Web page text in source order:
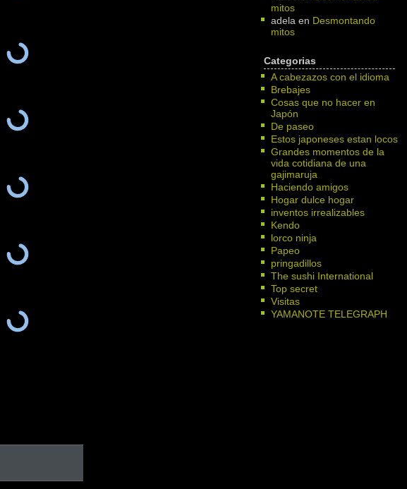
mitos
adela en Desmontando
mitos
Categorias
A cabezazos con el idioma
Brebajes
Cosas que no hacer en
Japón
De paseo
Estos japoneses estan locos
Grandes momentos de la
vida cotidiana de una
gajimaruja
Haciendo amigos
Hogar dulce hogar
inventos irrealizables
Kendo
lorco ninja
Papeo
pringadillos
The sushi International
Top secret
Visitas
YAMANOTE TELEGRAPH